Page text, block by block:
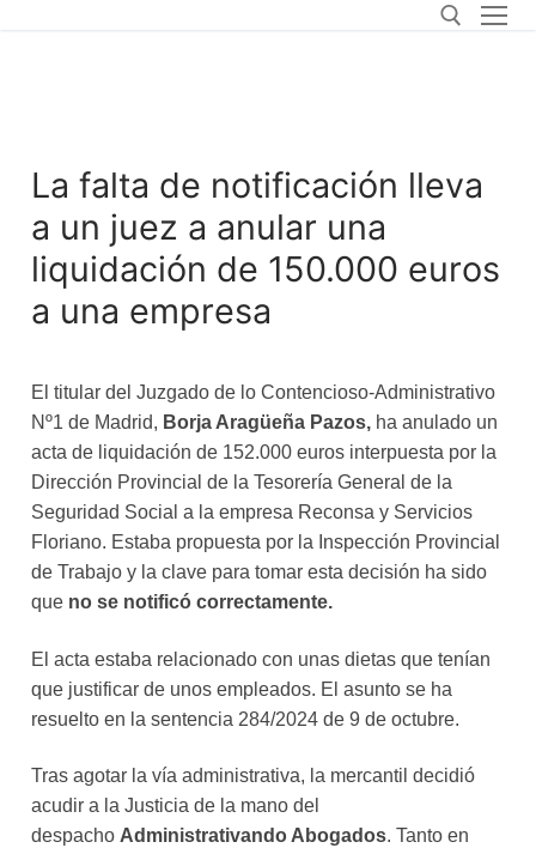
La falta de notificación lleva
a un juez a anular una
liquidación de 150.000 euros
a una empresa
El titular del Juzgado de lo Contencioso-Administrativo
Nº1 de Madrid, Borja Aragüeña Pazos, ha anulado un
acta de liquidación de 152.000 euros interpuesta por la
Dirección Provincial de la Tesorería General de la
Seguridad Social a la empresa Reconsa y Servicios
Floriano. Estaba propuesta por la Inspección Provincial
de Trabajo y la clave para tomar esta decisión ha sido
que no se notificó correctamente.
El acta estaba relacionado con unas dietas que tenían
que justificar de unos empleados. El asunto se ha
resuelto en la sentencia 284/2024 de 9 de octubre.
Tras agotar la vía administrativa, la mercantil decidió
acudir a la Justicia de la mano del
despacho Administrativando Abogados. Tanto en